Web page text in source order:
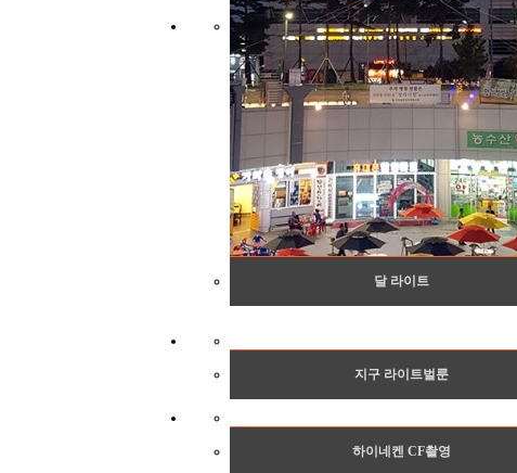
달 라이트
지구 라이트벌룬
하이네켄 CF촬영